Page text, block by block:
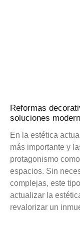
Reformas
soluciones
En la estética
más importante y
protagonismo
espacios. Sin
complejas, este
actualizar la
revalorizar un